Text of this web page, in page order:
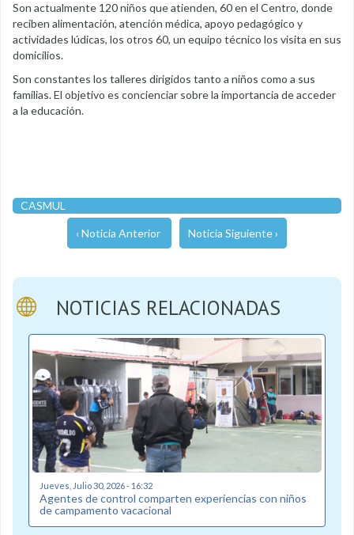
Son actualmente 120 niños que atienden, 60 en el Centro, donde
reciben alimentación, atención médica, apoyo pedagógico y
actividades lúdicas, los otros 60, un equipo técnico los visita en sus
domicilios.
Son constantes los talleres dirigidos tanto a niños como a sus
familias. El objetivo es concienciar sobre la importancia de acceder
a la educación.
CASMUL
‹ Noticia Anterior Noticia Siguiente ›
NOTICIAS RELACIONADAS
Jueves, Julio 30, 2026 - 16:32
Agentes de control comparten experiencias con niños
de campamento vacacional